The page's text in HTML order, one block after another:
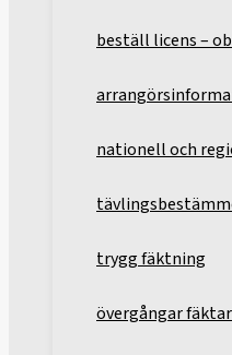
beställ licens –
nationell och
trygg fäktning
övergångar